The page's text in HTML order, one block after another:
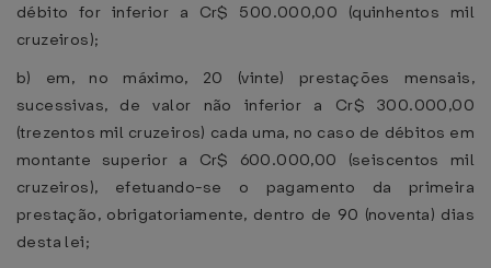
débito for inferior a Cr$ 500.000,00 (quinhentos mil
cruzeiros);
b) em, no máximo, 20 (vinte) prestações mensais,
sucessivas, de valor não inferior a Cr$ 300.000,00
(trezentos mil cruzeiros) cada uma, no caso de débitos em
montante superior a Cr$ 600.000,00 (seiscentos mil
cruzeiros), efetuando-se o pagamento da primeira
prestação, obrigatoriamente, dentro de 90 (noventa) dias
desta lei;